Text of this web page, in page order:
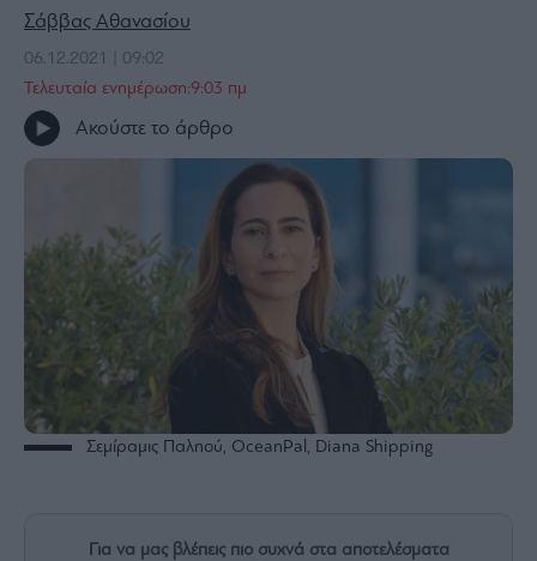
The
Wiseman
Room
301
My
Winners
&
Επι-
θετικά
Rumors
ESG
Today
Mononews2030
Σάββας Αθανασίου
06.12.2021 | 09:02
Τελευταία ενημέρωση:9:03 πμ
Ακούστε το άρθρο
Σεμίραμις Παληού, OceanPal, Diana Shipping
Για να μας βλέπεις πιο συχνά στα αποτελέσματα